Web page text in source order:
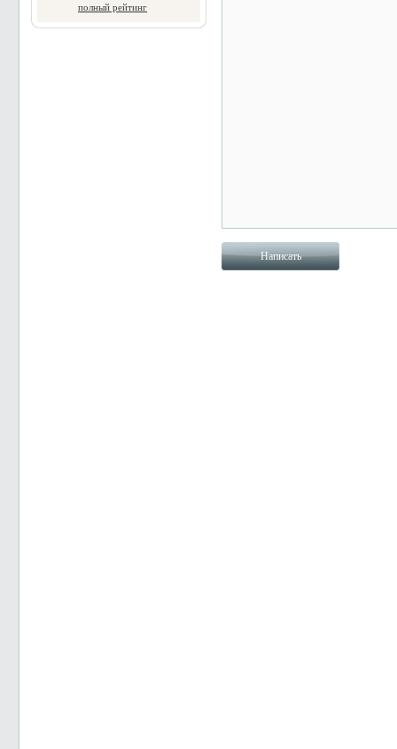
полный рейтинг